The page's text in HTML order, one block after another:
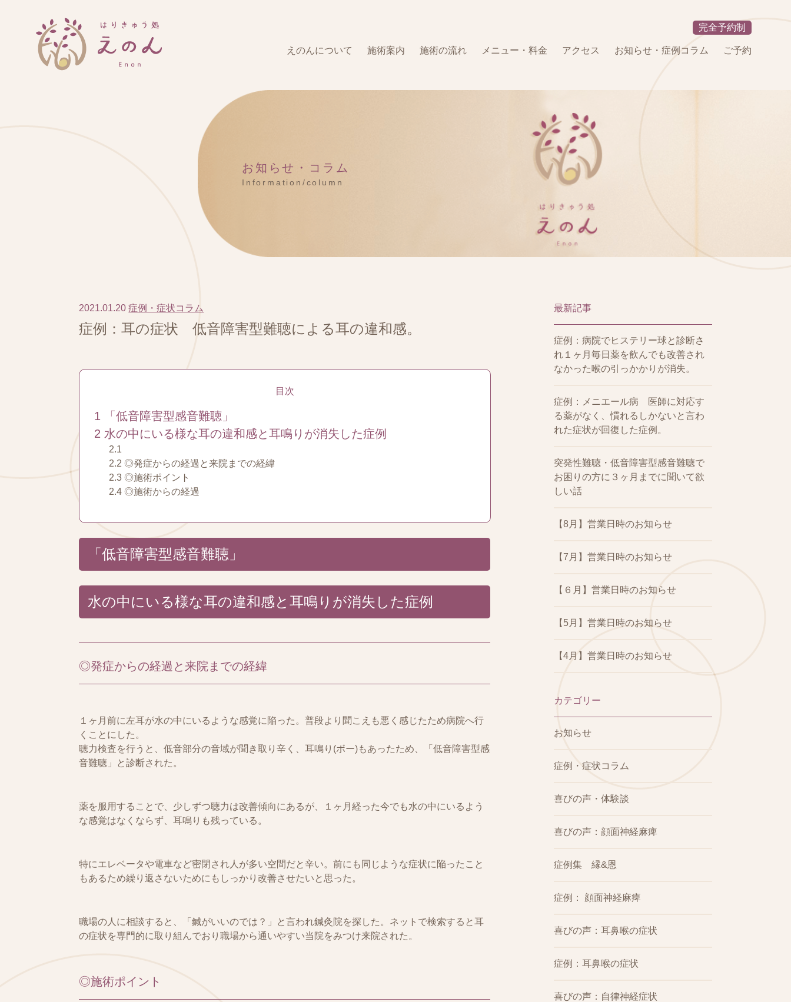
完全予約制
えのんについて 施術案内 施術の流れ メニュー・料金 アクセス お知らせ・症例コラム ご予約
お知らせ・コラム
Information/column
2021.01.20症例・症状コラム
症例：耳の症状 低音障害型難聴による耳の違和感。
目次
1 「低音障害型感音難聴」
2 水の中にいる様な耳の違和感と耳鳴りが消失した症例
2.1
2.2 ◎発症からの経過と来院までの経緯
2.3 ◎施術ポイント
2.4 ◎施術からの経過
「低音障害型感音難聴」
水の中にいる様な耳の違和感と耳鳴りが消失した症例
◎発症からの経過と来院までの経緯
１ヶ月前に左耳が水の中にいるような感覚に陥った。普段より聞こえも悪く感じたため病院へ行
くことにした。
聴力検査を行うと、低音部分の音域が聞き取り辛く、耳鳴り(ボー)もあったため、「低音障害型感
音難聴」と診断された。
薬を服用することで、少しずつ聴力は改善傾向にあるが、１ヶ月経った今でも水の中にいるよう
な感覚はなくならず、耳鳴りも残っている。
特にエレベータや電車など密閉され人が多い空間だと辛い。前にも同じような症状に陥ったこと
もあるため繰り返さないためにもしっかり改善させたいと思った。
職場の人に相談すると、「鍼がいいのでは？」と言われ鍼灸院を探した。ネットで検索すると耳
の症状を専門的に取り組んでおり職場から通いやすい当院をみつけ来院された。
◎施術ポイント
最新記事
症例：病院でヒステリー球と診断さ
れ１ヶ月毎日薬を飲んでも改善され
なかった喉の引っかかりが消失。
症例：メニエール病 医師に対応す
る薬がなく、慣れるしかないと言わ
れた症状が回復した症例。
突発性難聴・低音障害型感音難聴で
お困りの方に３ヶ月までに聞いて欲
しい話
【8月】営業日時のお知らせ
【7月】営業日時のお知らせ
【６月】営業日時のお知らせ
【5月】営業日時のお知らせ
【4月】営業日時のお知らせ
カテゴリー
お知らせ
症例・症状コラム
喜びの声・体験談
喜びの声：顔面神経麻痺
症例集 縁&恩
症例： 顔面神経麻痺
喜びの声：耳鼻喉の症状
症例：耳鼻喉の症状
喜びの声：自律神経症状